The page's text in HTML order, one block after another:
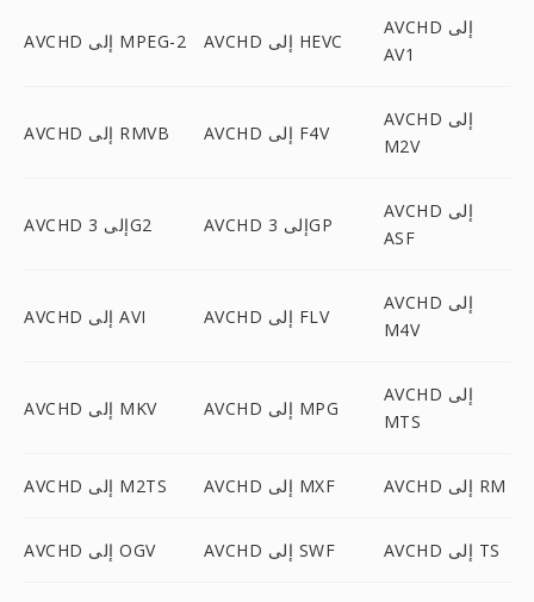
AVCHD إلى MPEG-2 AVCHD إلى HEVC
AVCHD إلى
AV1
AVCHD إلى RMVB AVCHD إلى F4V
AVCHD إلى
M2V
AVCHD إلى 3G2 AVCHD إلى 3GP
AVCHD إلى
ASF
AVCHD إلى AVI AVCHD إلى FLV
AVCHD إلى
M4V
AVCHD إلى MKV AVCHD إلى MPG
AVCHD إلى
MTS
AVCHD إلى M2TS AVCHD إلى MXF AVCHD إلى RM
AVCHD إلى OGV AVCHD إلى SWF AVCHD إلى TS